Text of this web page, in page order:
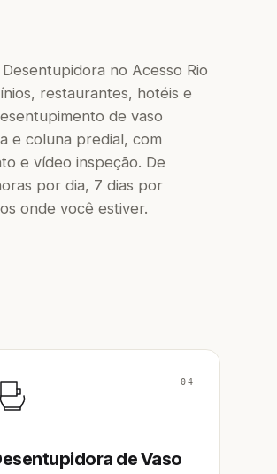
no Acesso Rio
restaurantes, hotéis e
de vaso
e coluna predial, com
e vídeo inspeção. De
por dia, 7 dias por
onde você estiver.
04
de Vaso